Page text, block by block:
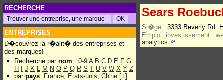
RECHERCHE
ENTREPRISES
D�couvrez la r�alit� des entreprises et
des marques!
Recherche par nom : 0-9 A B C D E F G
H
J K L M N O P Q R S T U V W X Y Z
par pays: France, Etats-unis, Chine [+]
Sears
Si�ge : 3333 Beverly Rd.
Emploi, investissement :
analytics